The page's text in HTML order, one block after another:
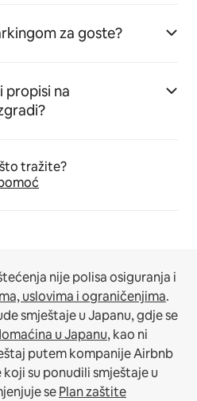
za goste?
propisi na
tražite?
nije polisa osiguranja i
uslovima i ograničenjima.
smještaje u Japanu, gdje se
u Japanu, kao ni
putem kompanije Airbnb
su ponudili smještaje u
sePlan zaštite